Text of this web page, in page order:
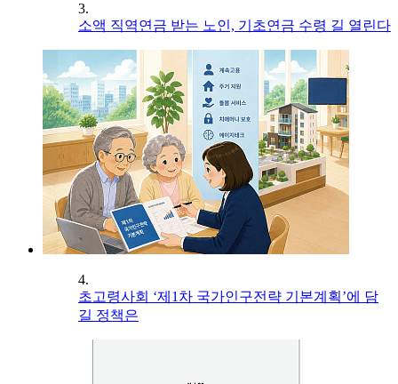
3.
소액 직역연금 받는 노인, 기초연금 수령 길 열린다
4.
초고령사회 ‘제1차 국가인구전략 기본계획’에 담
길 정책은